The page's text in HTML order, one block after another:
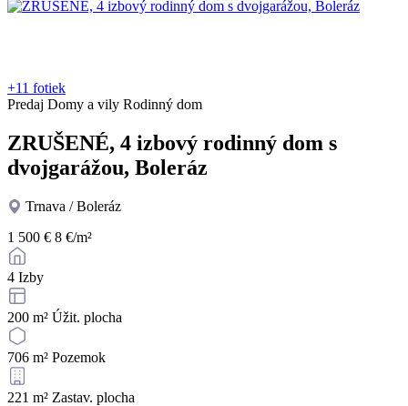
+11 fotiek
Predaj Domy a vily Rodinný dom
ZRUŠENÉ, 4 izbový rodinný dom s
dvojgarážou, Boleráz
Trnava / Boleráz
1 500 € 8 €/m²
4 Izby
200 m² Úžit. plocha
706 m² Pozemok
221 m² Zastav. plocha